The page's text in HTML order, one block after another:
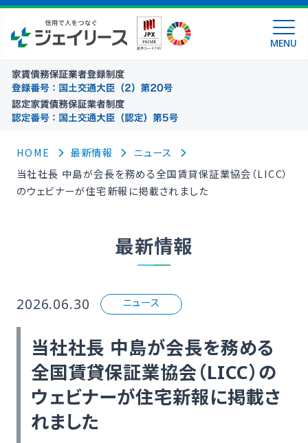
MENU
HOME 最新情報
ニュース
当社社⾧ 中島が会⾧を務める全国賃貸保証業協会（LICC）
のウェビナーが住宅新報に掲載されました
最新情報
2026.06.30 ニュース
当社社⾧ 中島が会⾧を務める
全国賃貸保証業協会（LICC）の
ウェビナーが住宅新報に掲載さ
れました